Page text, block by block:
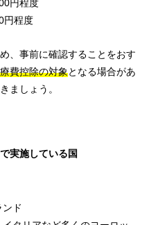
円程度
円程度
、事前に確認することをおす
費控除の対象となる場合があ
ましょう。
実施している国
ド